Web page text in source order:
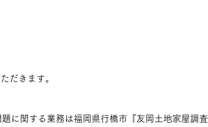
だきます。
に関する業務は福岡県行橋市『友岡土地家屋調査